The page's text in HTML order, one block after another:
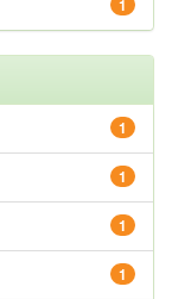
1
1
1
1
1